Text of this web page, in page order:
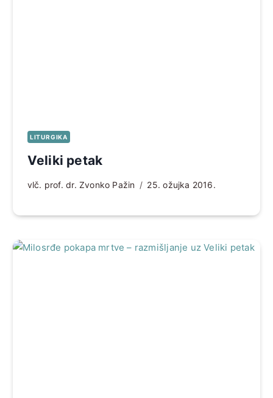
LITURGIKA
Veliki petak
vlč. prof. dr. Zvonko Pažin 25. ožujka 2016.